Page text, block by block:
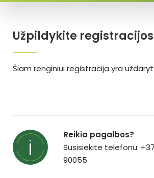
Užpildykite
Šiam renginiui registracija yra
Reikia pagalbos?
Susisiekite telefonu:
90055